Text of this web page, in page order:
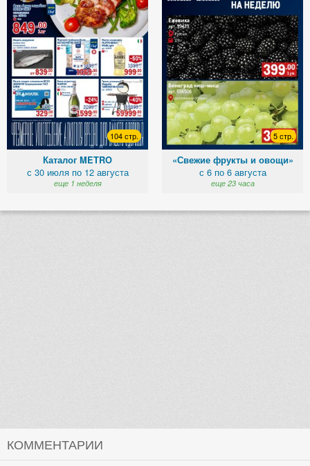
104 стр.
Каталог METRO
с 30 июля по 12 августа
еще 1 неделя
5 стр.
«Свежие фрукты и овощи»
с 6 по 6 августа
еще 23 часа
КОММЕНТАРИИ